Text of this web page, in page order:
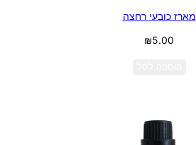
מארז כובעי רחצה
₪5.00